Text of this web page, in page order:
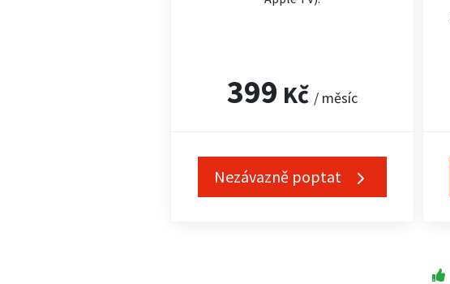
399 Kč / měsíc
Nezávazně poptat